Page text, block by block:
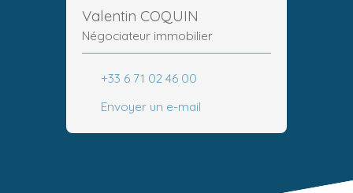
Valentin COQUIN
Négociateur immobilier
+33 6 71 02 46 00
Envoyer un e-mail